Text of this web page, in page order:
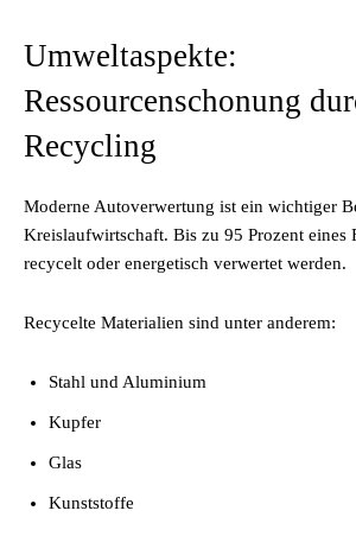
Umweltaspekte:
Ressourcenschonung
Recycling
Moderne Autoverwertung ist ein wichtiger
Kreislaufwirtschaft. Bis zu 95 Prozent eines
recycelt oder energetisch verwertet werden.
Recycelte Materialien sind unter anderem:
Stahl und Aluminium
Kupfer
Glas
Kunststoffe